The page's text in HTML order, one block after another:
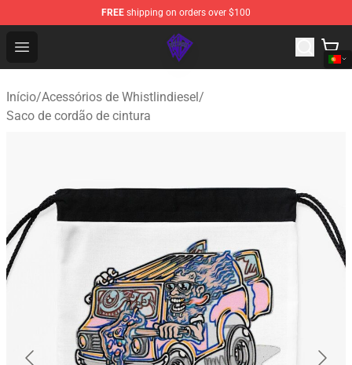
FREE shipping on orders over $100
Open menu
WhistlinDiesel Shop - Official WhistlinDiesel
Início/Acessórios de Whistlindiesel/
Saco de cordão de cintura